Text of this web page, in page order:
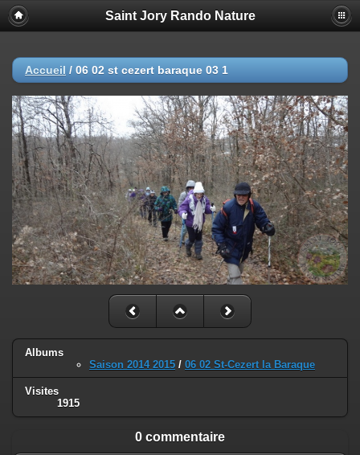
Saint Jory Rando Nature
Accueil / 06 02 st cezert baraque 03 1
Albums
Saison 2014 2015 / 06 02 St-Cezert la Baraque
Visites
1915
0 commentaire